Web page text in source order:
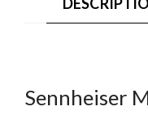
Sennheiser